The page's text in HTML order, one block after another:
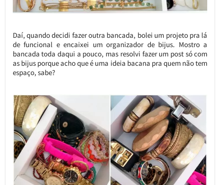
Daí, quando decidi fazer outra bancada, bolei um projeto pra lá
de funcional e encaixei um organizador de bijus. Mostro a
bancada toda daqui a pouco, mas resolvi fazer um post só com
as bijus porque acho que é uma ideia bacana pra quem não tem
espaço, sabe?